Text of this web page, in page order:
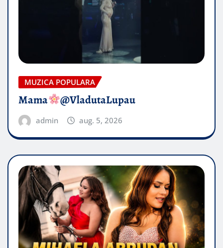
MUZICA POPULARA
Mama @VladutaLupau
admin aug. 5, 2026